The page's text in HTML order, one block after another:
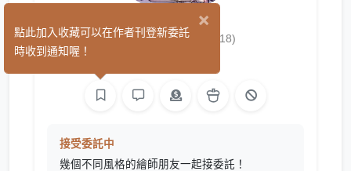
魚鮮繪社 (18)
接受委託中
幾個不同風格的繪師朋友一起接委託！
×
點此加入收藏可以在作者刊登新委託
時收到通知喔！